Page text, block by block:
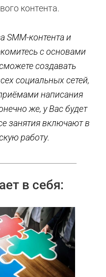
контента.
SMM-контента и
с основами
создавать
социальных сетей,
написания
же, у Вас будет
занятия включают в
работу.
в себя: